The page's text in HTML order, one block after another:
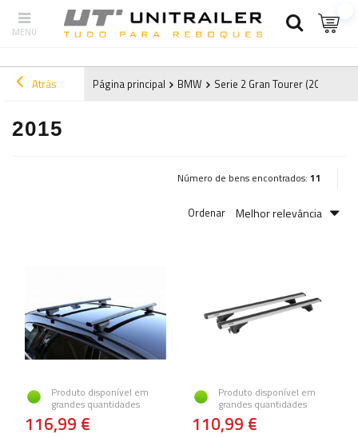
Atrás Página principal BMW Serie 2 Gran Tourer (2015-
2015
Número de bens encontrados: 11
Ordenar Melhor relevância
Produto disponível em
grandes quantidades
116,99 €
Produto disponível em
grandes quantidades
110,99 €